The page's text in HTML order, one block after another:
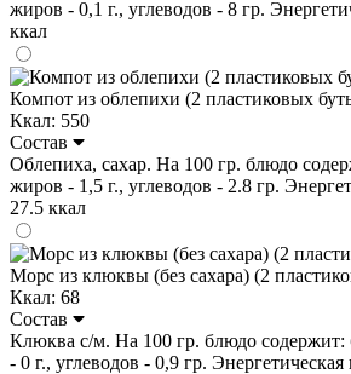
жиров - 0,1 г., углеводов - 8 гр.
ккал
Компот из облепихи (2 пластиковых
Ккал: 550
Состав
Облепиха, сахар. На 100 гр. блюдо
жиров - 1,5 г., углеводов - 2.8 гр.
27.5 ккал
Морс из клюквы (без сахара) (2
Ккал: 68
Состав
Клюква с/м. На 100 гр. блюдо содержит:
- 0 г., углеводов - 0,9 гр.